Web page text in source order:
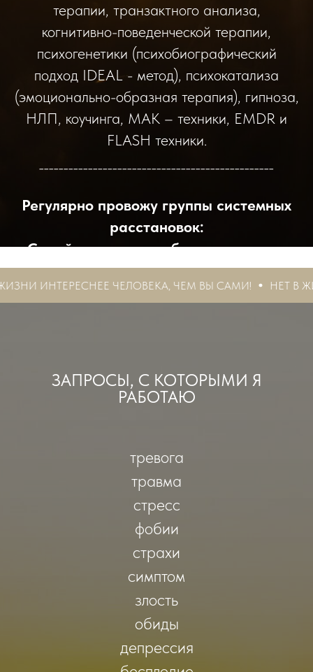
терапии, транзактного анализа,
когнитивно-поведенческой терапии,
психогенетики (психобиографический
подход IDEAL - метод), психокатализа
(эмоционально-образная терапия), гипноза,
НЛП, коучинга, МАК – техники, EMDR и
FLASH техники.
Регулярно провожу группы системных
расстановок:
Семейные системы, бизнес системы,
структурные процессы.
ЧЕЛОВЕКА, ЧЕМ ВЫ САМИ! НЕТ В ЖИЗНИ
ЗАПРОСЫ, С КОТОРЫМИ Я
РАБОТАЮ
тревога
травма
стресс
фобии
страхи
симптом
злость
обиды
депрессия